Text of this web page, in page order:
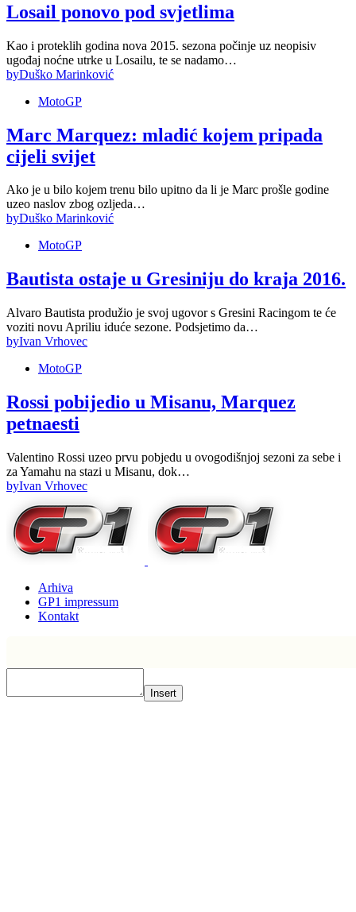
Losail ponovo pod svjetlima
Kao i proteklih godina nova 2015. sezona počinje uz neopisiv
ugođaj noćne utrke u Losailu, te se nadamo…
byDuško Marinković
MotoGP
Marc Marquez: mladić kojem pripada
cijeli svijet
Ako je u bilo kojem trenu bilo upitno da li je Marc prošle godine
uzeo naslov zbog ozljeda…
byDuško Marinković
MotoGP
Bautista ostaje u Gresiniju do kraja 2016.
Alvaro Bautista produžio je svoj ugovor s Gresini Racingom te će
voziti novu Apriliu iduće sezone. Podsjetimo da…
byIvan Vrhovec
MotoGP
Rossi pobijedio u Misanu, Marquez
petnaesti
Valentino Rossi uzeo prvu pobjedu u ovogodišnjoj sezoni za sebe i
za Yamahu na stazi u Misanu, dok…
byIvan Vrhovec
Arhiva
GP1 impressum
Kontakt
Insert